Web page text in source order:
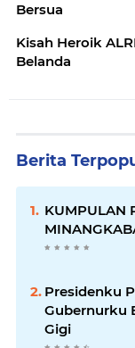
Bersua
Kisah Heroik
Belanda
Berita
KUMPULAN
Presidenku
Gubernurku
Gigi